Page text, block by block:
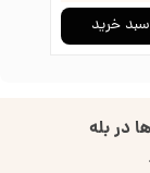
خرید
در بله